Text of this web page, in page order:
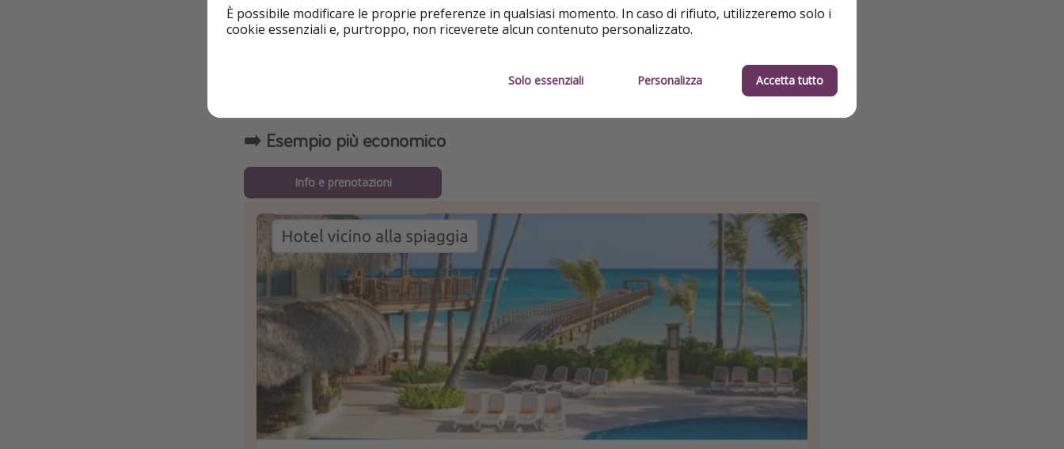
allanostra pagina dedicata alla Repubblica Dominicana.
➡️ Esempio più economico
Info e prenotazioni
È possibile modificare le proprie preferenze in qualsiasi momento. In caso di rifiuto, utilizzeremo solo i
cookie essenziali e, purtroppo, non riceverete alcun contenuto personalizzato.
Solo essenziali Personalizza Accetta tutto